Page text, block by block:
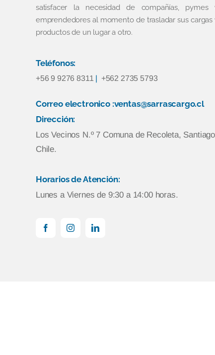
satisfacer la necesidad de compañías, pymes
emprendedores al momento de trasladar sus cargas
productos de un lugar a otro.
Teléfonos:
+56 9 9276 8311 | +562 2735 5793
Correo electronico :ventas@sarrascargo.cl
Dirección:
Los Vecinos N.º 7 Comuna de Recoleta,
Chile.
Horarios de Atención:
Lunes a Viernes de 9:30 a 14:00 horas.